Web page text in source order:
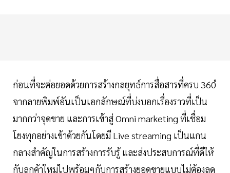
ก่อนที่จะต่อยอดด้วยการสร้างกลยุทธ์การสื่อสารที่ครบ 360ํ
จากลายพิมพ์อันเป็นเอกลักษณ์ที่บ่งบอกเรื่องราวที่เป็น
มากกว่าจุดขาย และการเข้าสู่ Omni marketing ที่เชื่อม
โยงทุกอย่างเข้าด้วยกันโดยมี Live streaming เป็นแกน
กลางสำคัญในการสร้างการรับรู้ และส่งประสบการณ์ที่ดีให้
กับลูกค้าใหม่ไปพร้อมๆกับการสร้างยอดขายแบบไม่ต้องลด